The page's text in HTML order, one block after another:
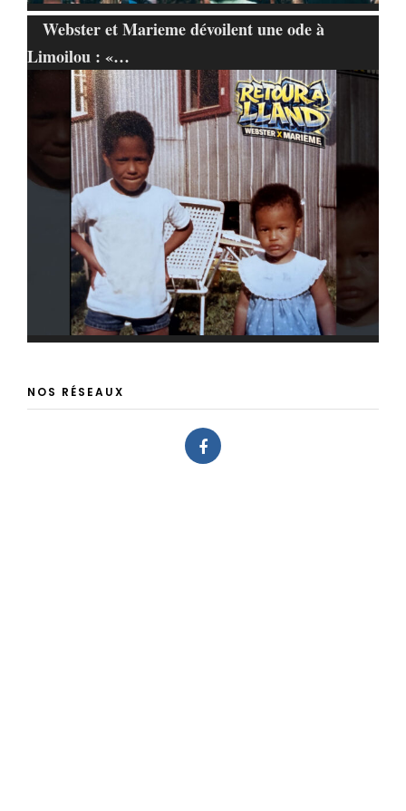
Webster et Marieme dévoilent une ode à
Limoilou : «…
NOS RÉSEAUX